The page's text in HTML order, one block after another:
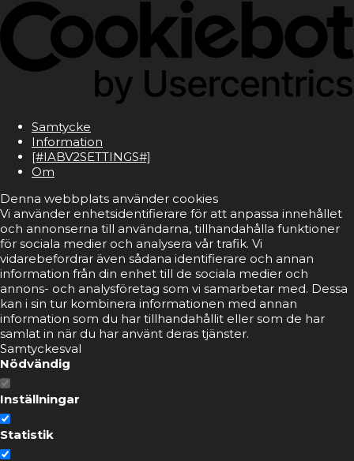
Samtycke
Information
[#IABV2SETTINGS#]
Om
Denna webbplats använder cookies
Vi använder enhetsidentifierare för att anpassa innehållet
och annonserna till användarna, tillhandahålla funktioner
för sociala medier och analysera vår trafik. Vi
vidarebefordrar även sådana identifierare och annan
information från din enhet till de sociala medier och
annons- och analysföretag som vi samarbetar med. Dessa
kan i sin tur kombinera informationen med annan
information som du har tillhandahållit eller som de har
samlat in när du har använt deras tjänster.
Samtyckesval
Nödvändig
Inställningar
Statistik